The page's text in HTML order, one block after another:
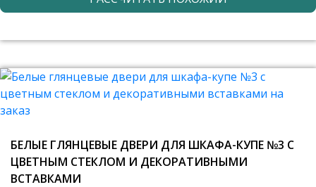
БЕЛЫЕ ГЛЯНЦЕВЫЕ ДВЕРИ ДЛЯ ШКАФА-КУПЕ №3 С
ЦВЕТНЫМ СТЕКЛОМ И ДЕКОРАТИВНЫМИ
ВСТАВКАМИ